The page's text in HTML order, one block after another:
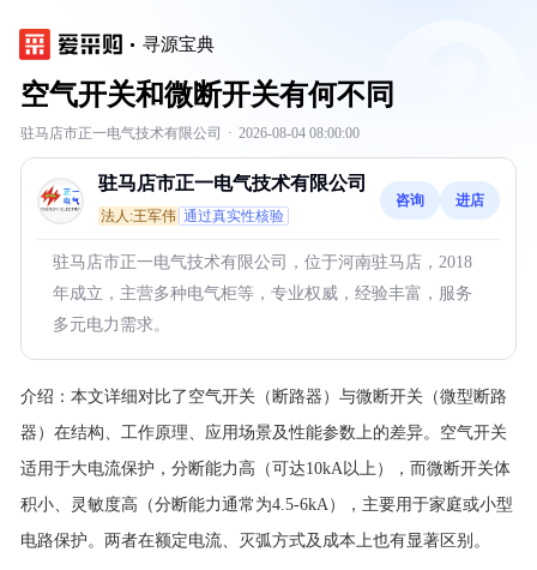
寻源宝典
空气开关和微断开关有何不同
驻马店市正一电气技术有限公司 · 2026-08-04 08:00:00
驻马店市正一电气技术有限公司
法人:王军伟 通过真实性核验
咨询 进店
驻马店市正一电气技术有限公司，位于河南驻马店，2018
年成立，主营多种电气柜等，专业权威，经验丰富，服务
多元电力需求。
介绍： 本文详细对比了空气开关（断路器）与微断开关（微型断路
器）在结构、工作原理、应用场景及性能参数上的差异。空气开关
适用于大电流保护，分断能力高（可达10kA以上），而微断开关体
积小、灵敏度高（分断能力通常为4.5-6kA），主要用于家庭或小型
电路保护。两者在额定电流、灭弧方式及成本上也有显著区别。